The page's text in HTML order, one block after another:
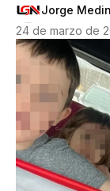
Jorge
24 de marzo de